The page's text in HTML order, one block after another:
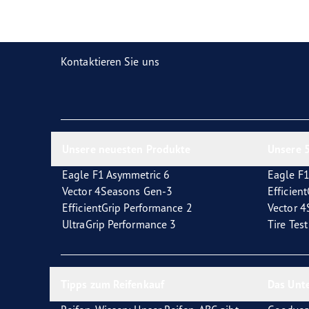
Kontaktieren Sie uns
Eagle F1 Asymmetric 6
Vector 4Seasons Gen-3
EfficientGrip Performance 2
UltraGrip Performance 3
Eagle
Vector
Tire